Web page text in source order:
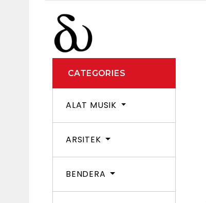
CATEGORIES
ALAT MUSIK
ARSITEK
BENDERA